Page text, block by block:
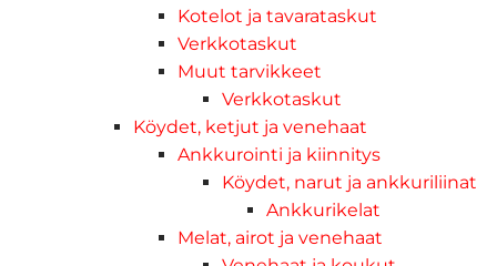
Kotelot ja tavarataskut
Verkkotaskut
Muut tarvikkeet
Verkkotaskut
Köydet, ketjut ja venehaat
Ankkurointi ja kiinnitys
Köydet, narut ja ankkuriliinat
Ankkurikelat
Melat, airot ja venehaat